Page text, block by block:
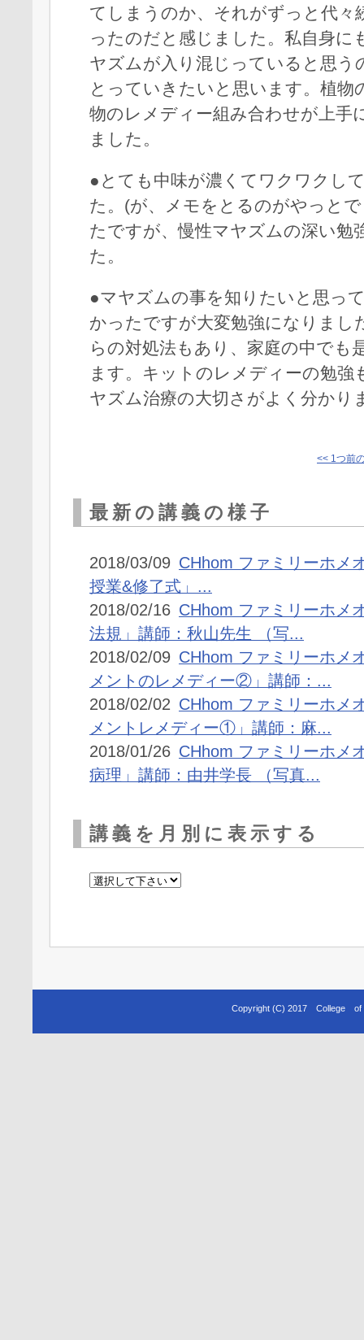
てしまうのか、それがずっと代々
ったのだと感じました。私自身に
ヤズムが入り混じっていると思う
とっていきたいと思います。植物
物のレメディー組み合わせが上手
ました。
●とても中味が濃くてワクワクし
た。(が、メモをとるのがやっと
たですが、慢性マヤズムの深い勉
た。
●マヤズムの事を知りたいと思っ
かったですが大変勉強になりまし
らの対処法もあり、家庭の中でも
ます。キットのレメディーの勉強
ヤズム治療の大切さがよく分かり
<< 1つ前
最新の講義の様子
2018/03/09 CHhom ファミリーホメ
授業&修了式」...
2018/02/16 CHhom ファミリーホメ
法規」講師：秋山先生 （写...
2018/02/09 CHhom ファミリーホメ
メントのレメディー②」講師：...
2018/02/02 CHhom ファミリーホメ
メントレメディー①」講師：麻...
2018/01/26 CHhom ファミリーホメ
病理」講師：由井学長 （写真...
講義を月別に表示する
Copyright (C) 2017 College